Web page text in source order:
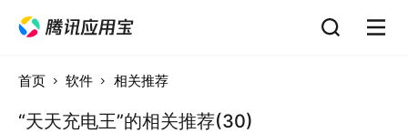
首页 软件 相关推荐
“天天充电王”的相关推荐(30)